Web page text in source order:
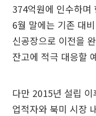
374억원에 인수하며
6월 말에는 기존 대
신공장으로 이전을
잔고에 적극 대응할
다만 2015년 설립
업적자와 북미 시장